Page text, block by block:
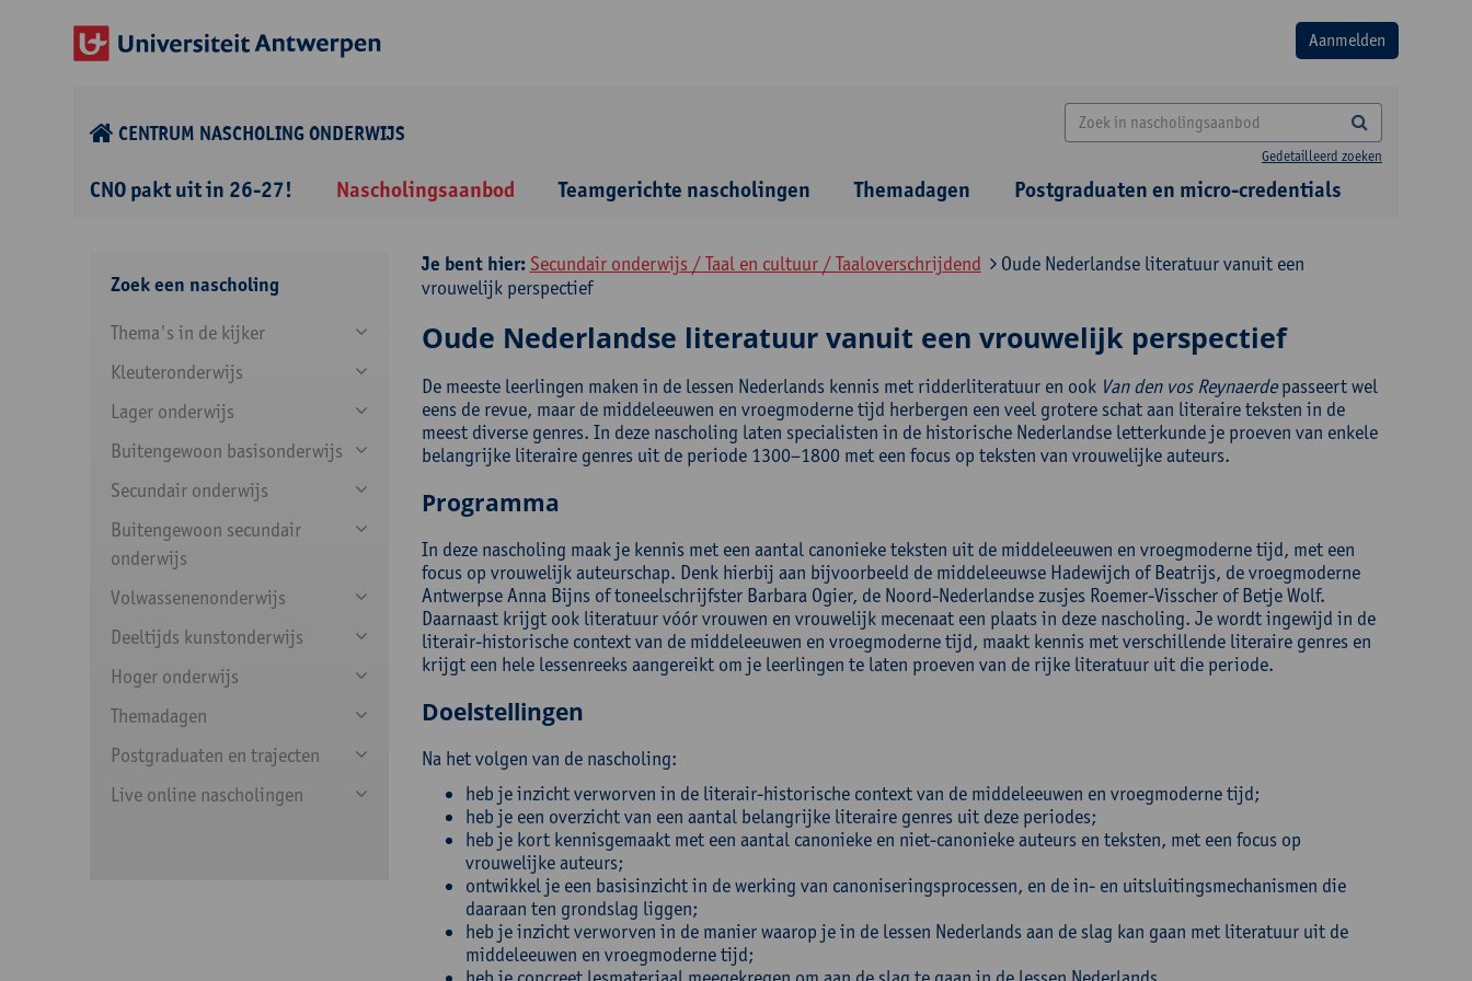
CENTRUM NASCHOLING ONDERWIJS
Gedetailleerd zoeken
CNO pakt uit in 26-27! Nascholingsaanbod Teamgerichte nascholingen Themadagen Postgraduaten en micro-credentials
Zoek een nascholing
Thema's in de kijker
Kleuteronderwijs
Lager onderwijs
Buitengewoon basisonderwijs
Secundair onderwijs
Buitengewoon secundair
onderwijs
Volwassenenonderwijs
Deeltijds kunstonderwijs
Hoger onderwijs
Themadagen
Postgraduaten en trajecten
Live online nascholingen
Je bent hier: Secundair onderwijs / Taal en cultuur / Taaloverschrijdend
Oude Nederlandse literatuur vanuit een
vrouwelijk perspectief
Oude Nederlandse literatuur vanuit een vrouwelijk perspectief
De meeste leerlingen maken in de lessen Nederlands kennis met ridderliteratuur en ook Van den vos Reynaerdepasseert wel
eens de revue, maar de middeleeuwen en vroegmoderne tijd herbergen een veel grotere schat aan literaire teksten in de
meest diverse genres. In deze nascholing laten specialisten in de historische Nederlandse letterkunde je proeven van enkele
belangrijke literaire genres uit de periode 1300–1800 met een focus op teksten van vrouwelijke auteurs.
Programma
In deze nascholing maak je kennis met een aantal canonieke teksten uit de middeleeuwen en vroegmoderne tijd, met een
focus op vrouwelijk auteurschap. Denk hierbij aan bijvoorbeeld de middeleeuwse Hadewijch of Beatrijs, de vroegmoderne
Antwerpse Anna Bijns of toneelschrijfster Barbara Ogier, de Noord-Nederlandse zusjes Roemer-Visscher of Betje Wolf.
Daarnaast krijgt ook literatuur vóór vrouwen en vrouwelijk mecenaat een plaats in deze nascholing. Je wordt ingewijd in de
literair-historische context van de middeleeuwen en vroegmoderne tijd, maakt kennis met verschillende literaire genres en
krijgt een hele lessenreeks aangereikt om je leerlingen te laten proeven van de rijke literatuur uit die periode.
Doelstellingen
Na het volgen van de nascholing:
heb je inzicht verworven in de literair-historische context van de middeleeuwen en vroegmoderne tijd;
heb je een overzicht van een aantal belangrijke literaire genres uit deze periodes;
heb je kort kennisgemaakt met een aantal canonieke en niet-canonieke auteurs en teksten, met een focus op
vrouwelijke auteurs;
ontwikkel je een basisinzicht in de werking van canoniseringsprocessen, en de in- en uitsluitingsmechanismen die
daaraan ten grondslag liggen;
heb je inzicht verworven in de manier waarop je in de lessen Nederlands aan de slag kan gaan met literatuur uit de
middeleeuwen en vroegmoderne tijd;